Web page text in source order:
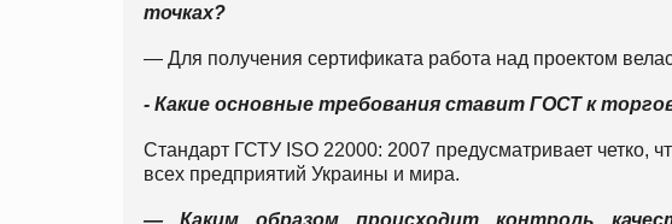
точках?
— Для получения сертификата работа над проектом
- Какие основные требования ставит ГОСТ к
Стандарт ГСТУ ISO 22000: 2007 предусматривает четко,
всех предприятий Украины и мира.
— Каким образом происходит контроль